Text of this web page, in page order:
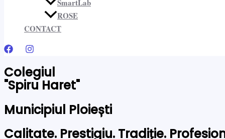
SmartLab
ROSE
CONTACT
Colegiul
"Spiru Haret"
Municipiul Ploiești
Calitate. Prestigiu. Tradiție.